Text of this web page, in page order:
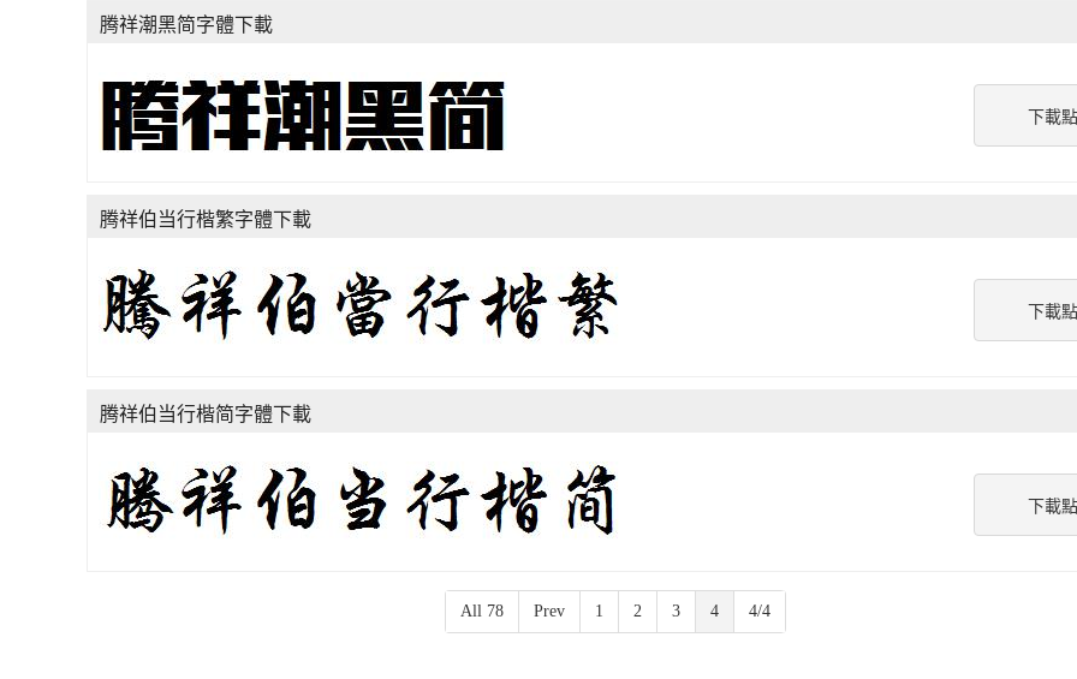
下載點
腾祥潮黑简字體下載
下載點
腾祥伯当行楷繁字體下載
下載點
腾祥伯当行楷简字體下載
All 78 Prev 1 2 3 4 4/4